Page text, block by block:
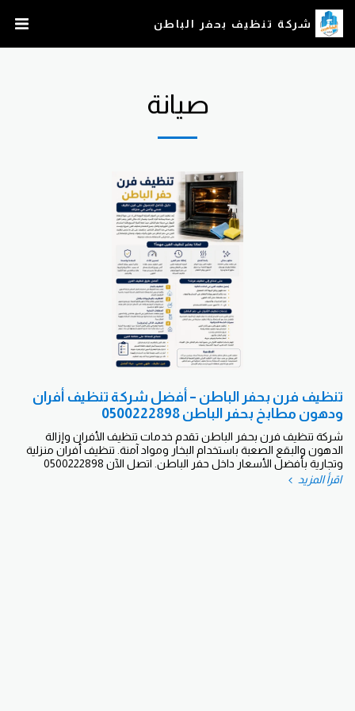
شركة تنظيف بحفر الباطن
صيانة
تنظيف فرن بحفر الباطن – أفضل شركة تنظيف أفران
ودهون مطابخ بحفر الباطن 0500222898
شركة تنظيف فرن بحفر الباطن تقدم خدمات تنظيف الأفران وإزالة
الدهون والبقع الصعبة باستخدام البخار ومواد آمنة. تنظيف أفران منزلية
وتجارية بأفضل الأسعار داخل حفر الباطن. اتصل الآن 0500222898
اقرأ المزيد